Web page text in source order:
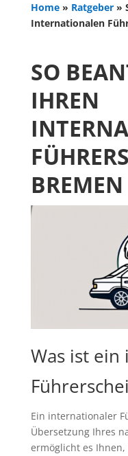
Home» Ratgeber»
Internationalen
SO
IHREN
BREMEN
Was ist
Ein internationaler
Übersetzung Ihres
ermöglicht es